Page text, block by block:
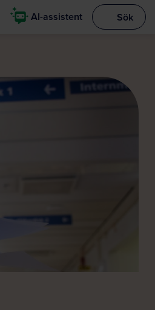
AI-assistent Visa
Sök